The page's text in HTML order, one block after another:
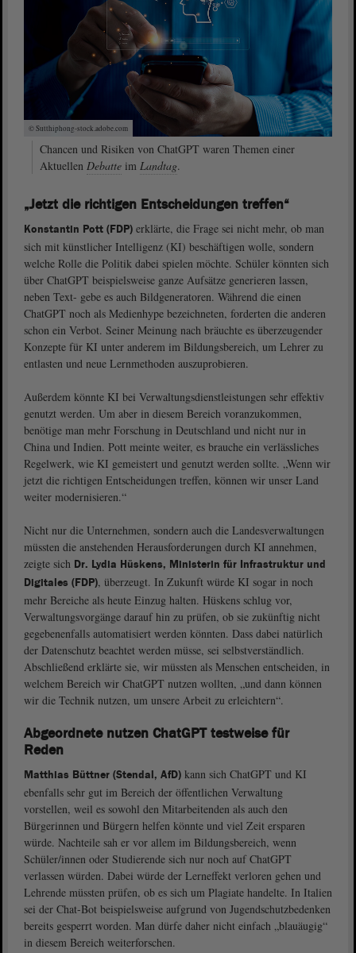
© Sutthiphong-stock.adobe.com
Chancen und Risiken von ChatGPT waren Themen einer
Aktuellen Debatte im Landtag.
„Jetzt die richtigen Entscheidungen treffen“
Konstantin Pott (FDP) erklärte, die Frage sei nicht mehr, ob man
sich mit künstlicher Intelligenz (KI) beschäftigen wolle, sondern
welche Rolle die Politik dabei spielen möchte. Schüler könnten sich
über ChatGPT beispielsweise ganze Aufsätze generieren lassen,
neben Text- gebe es auch Bildgeneratoren. Während die einen
ChatGPT noch als Medienhype bezeichneten, forderten die anderen
schon ein Verbot. Seiner Meinung nach bräuchte es überzeugender
Konzepte für KI unter anderem im Bildungsbereich, um Lehrer zu
entlasten und neue Lernmethoden auszuprobieren.
Außerdem könnte KI bei Verwaltungsdienstleistungen sehr effektiv
genutzt werden. Um aber in diesem Bereich voranzukommen,
benötige man mehr Forschung in Deutschland und nicht nur in
China und Indien. Pott meinte weiter, es brauche ein verlässliches
Regelwerk, wie KI gemeistert und genutzt werden sollte. „Wenn wir
jetzt die richtigen Entscheidungen treffen, können wir unser Land
weiter modernisieren.“
Nicht nur die Unternehmen, sondern auch die Landesverwaltungen
müssten die anstehenden Herausforderungen durch KI annehmen,
zeigte sich Dr. Lydia Hüskens, Ministerin für Infrastruktur und
Digitales (FDP), überzeugt. In Zukunft würde KI sogar in noch
mehr Bereiche als heute Einzug halten. Hüskens schlug vor,
Verwaltungsvorgänge darauf hin zu prüfen, ob sie zukünftig nicht
gegebenenfalls automatisiert werden könnten. Dass dabei natürlich
der Datenschutz beachtet werden müsse, sei selbstverständlich.
Abschließend erklärte sie, wir müssten als Menschen entscheiden, in
welchem Bereich wir ChatGPT nutzen wollten, „und dann können
wir die Technik nutzen, um unsere Arbeit zu erleichtern“.
Abgeordnete nutzen ChatGPT testweise für
Reden
Matthias Büttner (Stendal, AfD) kann sich ChatGPT und KI
ebenfalls sehr gut im Bereich der öffentlichen Verwaltung
vorstellen, weil es sowohl den Mitarbeitenden als auch den
Bürgerinnen und Bürgern helfen könnte und viel Zeit ersparen
würde. Nachteile sah er vor allem im Bildungsbereich, wenn
Schüler/innen oder Studierende sich nur noch auf ChatGPT
verlassen würden. Dabei würde der Lerneffekt verloren gehen und
Lehrende müssten prüfen, ob es sich um Plagiate handelte. In Italien
sei der Chat-Bot beispielsweise aufgrund von Jugendschutzbedenken
bereits gesperrt worden. Man dürfe daher nicht einfach „blauäugig“
in diesem Bereich weiterforschen.